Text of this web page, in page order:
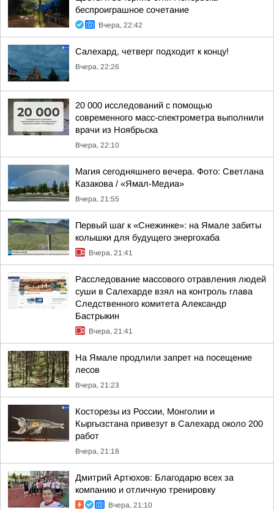
беспроиграшное сочетание
Вчера, 22:42
Салехард, четверг подходит к концу!
Вчера, 22:26
20 000 исследований с помощью
современного масс-спектрометра выполнили
врачи из Ноябрьска
Вчера, 22:10
Магия сегодняшнего вечера. Фото: Светлана
Казакова / «Ямал-Медиа»
Вчера, 21:55
Первый шаг к «Снежинке»: на Ямале забиты
колышки для будущего энергохаба
Вчера, 21:41
Расследование массового отравления людей
суши в Салехарде взял на контроль глава
Следственного комитета Александр
Бастрыкин
Вчера, 21:41
На Ямале продлили запрет на посещение
лесов
Вчера, 21:23
Косторезы из России, Монголии и
Кыргызстана привезут в Салехард около 200
работ
Вчера, 21:18
Дмитрий Артюхов: Благодарю всех за
компанию и отличную тренировку
Вчера, 21:10